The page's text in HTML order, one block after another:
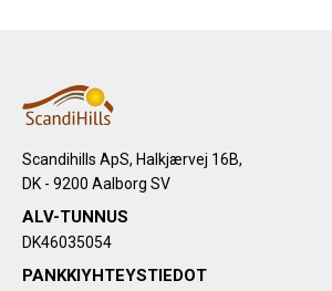
Scandihills ApS, Halkjærvej 16B,
DK - 9200 Aalborg SV
ALV-TUNNUS
DK46035054
PANKKIYHTEYSTIEDOT